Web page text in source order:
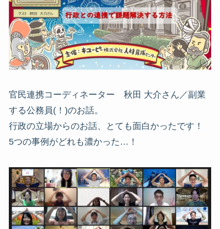
官民連携コーディネーター 秋田 大介さん／副業
する公務員(！)のお話。
行政の立場からのお話、とても面白かったです！
5つの事例がどれも濃かった…！